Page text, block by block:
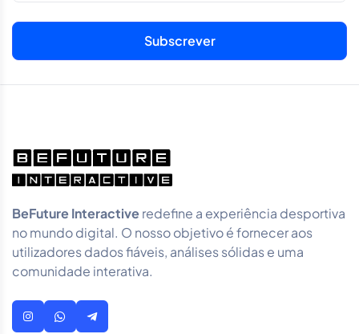
BeFuture Interactiveredefine a experiência desportiva
no mundo digital. O nosso objetivo é fornecer aos
utilizadores dados fiáveis, análises sólidas e uma
comunidade interativa.